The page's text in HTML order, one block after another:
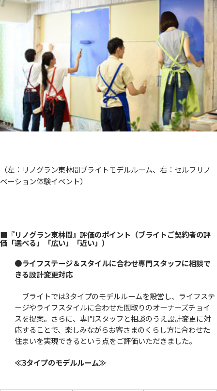
（左：リノグラン東林間ブライトモデルルーム、右：セルフリノ
ベーション体験イベント）
■『リノグラン東林間』評価のポイント（ブライトご契約者の評
価「選べる」「広い」「近い」）
●ライフステージ＆スタイルに合わせ専門スタッフに相談で
きる設計変更対応
ブライトでは3タイプのモデルルームを設営し、ライフステ
ージやライフスタイルに合わせた間取りのオーナーズチョイ
スを提案。さらに、専門スタッフと相談のうえ設計変更に対
応することで、楽しみながらお客さまのくらし方に合わせた
住まいを実現できるという点をご評価いただきました。
≪3タイプのモデルルーム≫